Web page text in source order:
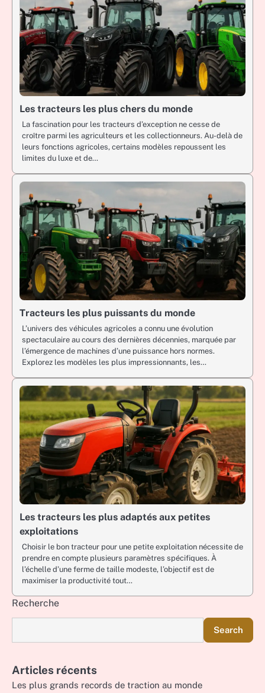
Les tracteurs les plus chers du monde
La fascination pour les tracteurs d’exception ne cesse de
croître parmi les agriculteurs et les collectionneurs. Au-delà de
leurs fonctions agricoles, certains modèles repoussent les
limites du luxe et de…
Tracteurs les plus puissants du monde
L’univers des véhicules agricoles a connu une évolution
spectaculaire au cours des dernières décennies, marquée par
l’émergence de machines d’une puissance hors normes.
Explorez les modèles les plus impressionnants, les…
Les tracteurs les plus adaptés aux petites
exploitations
Choisir le bon tracteur pour une petite exploitation nécessite de
prendre en compte plusieurs paramètres spécifiques. À
l’échelle d’une ferme de taille modeste, l’objectif est de
maximiser la productivité tout…
Recherche
Search
Articles récents
Les plus grands records de traction au monde